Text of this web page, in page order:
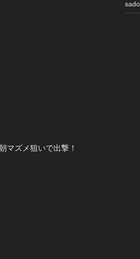
マズメ狙いで出撃！